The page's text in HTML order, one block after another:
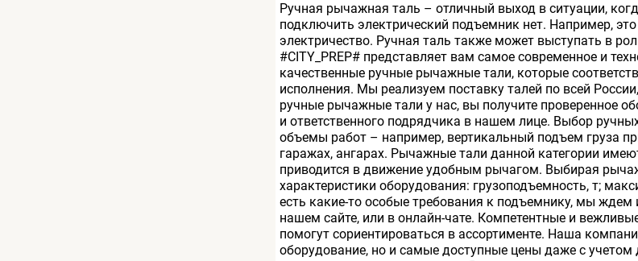
Ручная рычажная таль – отличный выход в ситуации,
подключить электрический подъемник нет. Например,
электричество. Ручная таль также может выступать в
#CITY_PREP# представляет вам самое современное и
качественные ручные рычажные тали, которые
исполнения. Мы реализуем поставку талей по всей
ручные рычажные тали у нас, вы получите проверенное
и ответственного подрядчика в нашем лице. Выбор
объемы работ – например, вертикальный подъем груза
гаражах, ангарах. Рычажные тали данной категории
приводится в движение удобным рычагом. Выбирая
характеристики оборудования: грузоподъемность, т;
есть какие-то особые требования к подъемнику, мы ждем
нашем сайте, или в онлайн-чате. Компетентные и
помогут сориентироваться в ассортименте. Наша
оборудование, но и самые доступные цены даже с